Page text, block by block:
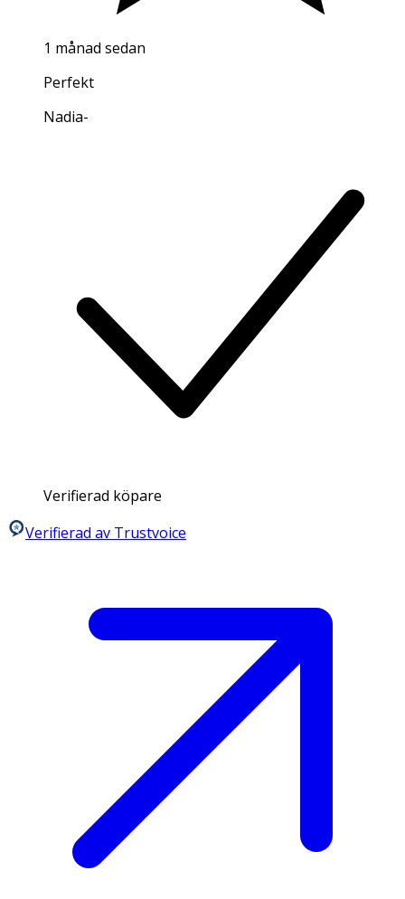
1 månad sedan
Perfekt
Nadia-
Verifierad köpare
Verifierad av Trustvoice